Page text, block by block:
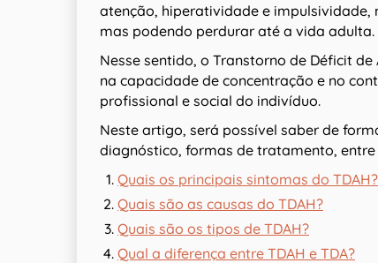
atenção, hiperatividade e impulsividade,
mas podendo perdurar até a vida adulta.
Nesse sentido, o Transtorno de Déficit
na capacidade de concentração e no
profissional e social do indivíduo.
Neste artigo, será possível saber de
diagnóstico, formas de tratamento,
Quais os principais sintomas do TDAH?
Quais são as causas do TDAH?
Quais são os tipos de TDAH?
Qual a diferença entre TDAH e TDA?